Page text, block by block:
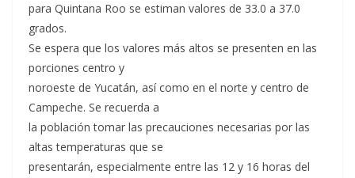
para Quintana Roo se estiman valores de 33.0 a 37.0
grados.
Se espera que los valores más altos se presenten en las
porciones centro y
noroeste de Yucatán, así como en el norte y centro de
Campeche. Se recuerda a
la población tomar las precauciones necesarias por las
altas temperaturas que se
presentarán, especialmente entre las 12 y 16 horas del